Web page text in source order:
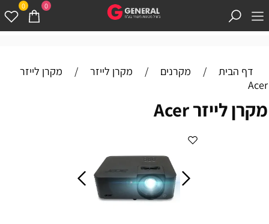
0 0
דף הבית / מקרנים / מקרן לייזר /
מקרן לייזר
Acer
מקרן לייזר Acer